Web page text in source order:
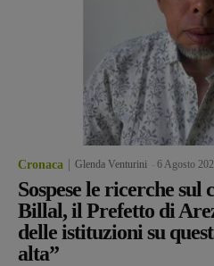
Cronaca Glenda Venturini 6 Agosto
Sospese le ricerche
Billal, il Prefetto di
delle istituzioni su
alta”